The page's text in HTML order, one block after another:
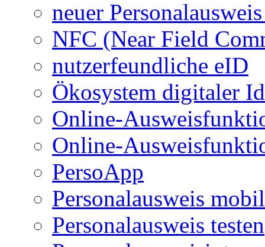
neuer
NFC (Near Field
nutzerfeundliche eID
Ökosystem digitaler
Online-
Online-
PersoApp
Personalausweis mobil
Personalausweis testen